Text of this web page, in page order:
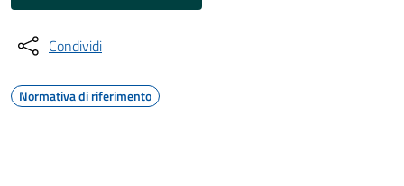
Condividi
Normativa di riferimento